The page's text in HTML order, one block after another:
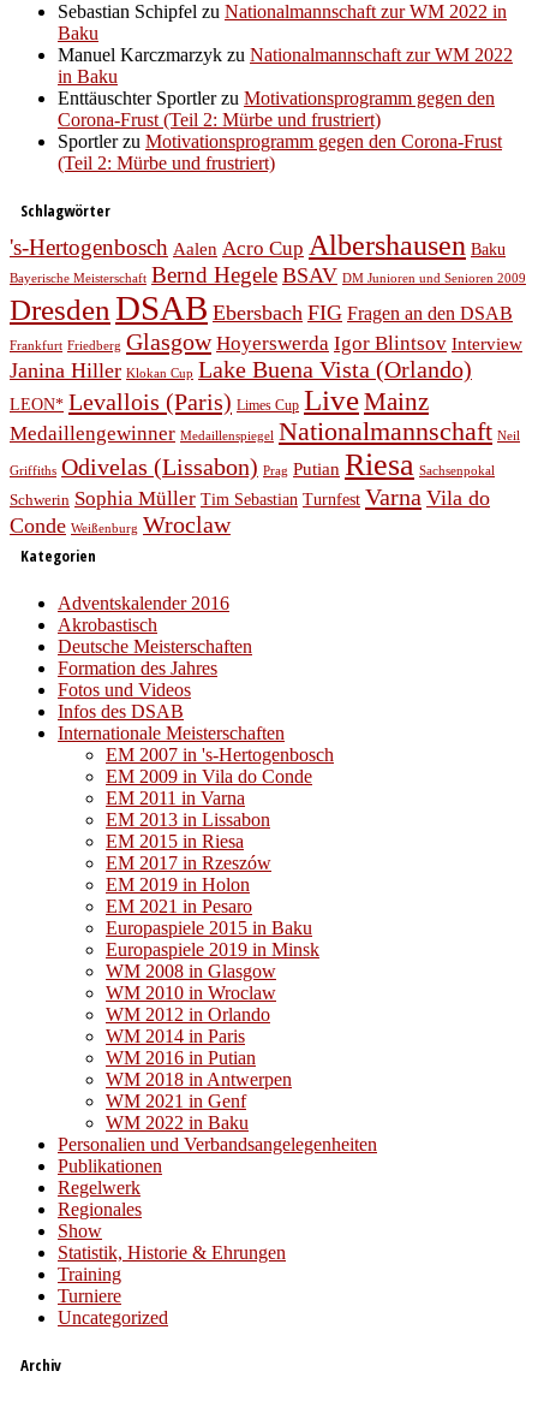
Sebastian Schipfel zu Nationalmannschaft zur WM 2022 in
Baku
Manuel Karczmarzyk zu Nationalmannschaft zur WM 2022
in Baku
Enttäuschter Sportlerzu Motivationsprogramm gegen den
Corona-Frust (Teil 2: Mürbe und frustriert)
Sportlerzu Motivationsprogramm gegen den Corona-Frust
(Teil 2: Mürbe und frustriert)
Schlagwörter
's-Hertogenbosch Aalen Acro Cup Albershausen Baku
Bayerische Meisterschaft Bernd Hegele BSAV DM Junioren und Senioren 2009
Dresden DSAB Ebersbach FIG Fragen an den DSAB
Frankfurt Friedberg Glasgow Hoyerswerda Igor Blintsov Interview
Janina Hiller Klokan Cup Lake Buena Vista (Orlando)
LEON* Levallois (Paris) Limes Cup LiveMainz
Medaillengewinner Medaillenspiegel Nationalmannschaft Neil
Griffiths Odivelas (Lissabon) Prag Putian Riesa Sachsenpokal
Schwerin Sophia Müller Tim Sebastian Turnfest Varna Vila do
Conde Weißenburg Wroclaw
Kategorien
Adventskalender 2016
Akrobastisch
Deutsche Meisterschaften
Formation des Jahres
Fotos und Videos
Infos des DSAB
Internationale Meisterschaften
EM 2007 in 's-Hertogenbosch
EM 2009 in Vila do Conde
EM 2011 in Varna
EM 2013 in Lissabon
EM 2015 in Riesa
EM 2017 in Rzeszów
EM 2019 in Holon
EM 2021 in Pesaro
Europaspiele 2015 in Baku
Europaspiele 2019 in Minsk
WM 2008 in Glasgow
WM 2010 in Wroclaw
WM 2012 in Orlando
WM 2014 in Paris
WM 2016 in Putian
WM 2018 in Antwerpen
WM 2021 in Genf
WM 2022 in Baku
Personalien und Verbandsangelegenheiten
Publikationen
Regelwerk
Regionales
Show
Statistik, Historie & Ehrungen
Training
Turniere
Uncategorized
Archiv